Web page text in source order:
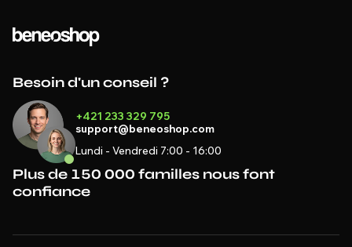
Besoin d'un conseil ?
+421 233 329 795
support@beneoshop.com
Lundi - Vendredi 7:00 - 16:00
Plus de 150 000 familles nous font
confiance